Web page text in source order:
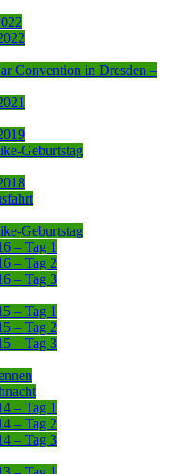
Convention in Dresden –
Geburtstag
Geburtstag
– Tag 1
– Tag 2
– Tag 3
– Tag 1
– Tag 2
– Tag 3
– Tag 1
– Tag 2
– Tag 3